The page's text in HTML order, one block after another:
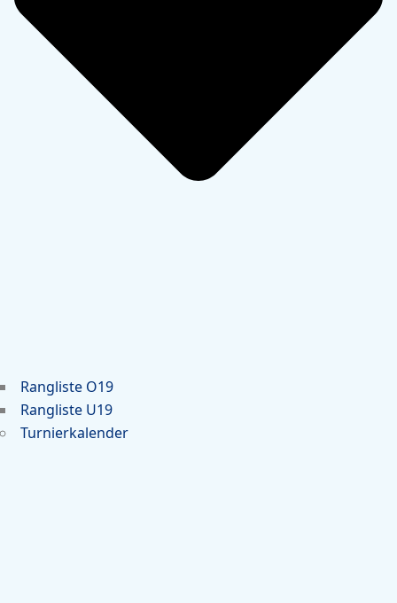
Rangliste O19
Rangliste U19
Turnierkalender